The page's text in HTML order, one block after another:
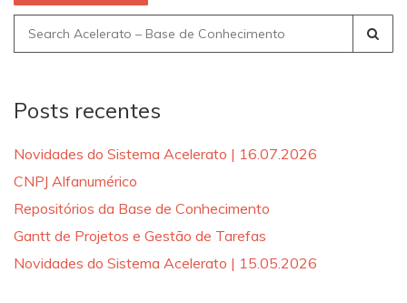
Search
for:
Posts recentes
Novidades do Sistema Acelerato | 16.07.2026
CNPJ Alfanumérico
Repositórios da Base de Conhecimento
Gantt de Projetos e Gestão de Tarefas
Novidades do Sistema Acelerato | 15.05.2026